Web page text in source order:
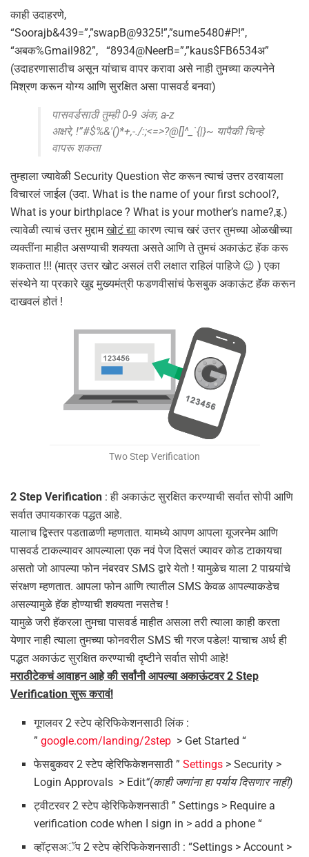
काही उदाहरणे,
“Soorajb&439=”,”swapB@9325!”,”sume5480#P!”,
“अबक%Gmail982”, “8934@NeerB=”,”kaus$FB6534अ”
(उदाहरणासाठीच असून यांचाच वापर करावा असे नाही तुमच्या कल्पनेने
मिश्रण करून योग्य आणि सुरक्षित असा पासवर्ड बनवा)
पासवर्डसाठी तुम्ही 0-9 अंक, a-z
अक्षरे, !”#$%&'()*+,-./:;<=>?@[]^_`{|}~ यापैकी चिन्हे
वापरू शकता
तुम्हाला ज्यावेळी Security Question सेट करून त्याचं उत्तर ठरवायला
विचारलं जाईल (उदा. What is the name of your first school?,
What is your birthplace ? What is your mother’s name?,इ.)
त्यावेळी त्याचं उत्तर मुद्दामखोटं द्याकारण त्याच खरं उत्तर तुमच्या ओळखीच्या
व्यक्तींना माहीत असण्याची शक्यता असते आणि ते तुमचं अकाऊंट हॅक करू
शकतात !!! (मात्र उत्तर खोट असलं तरी लक्षात राहिलं पाहिजे 😉 ) एका
संस्थेने या प्रकारे खुद्द मुख्यमंत्री फडणवीसांचं फेसबुक अकाऊंट हॅक करून
दाखवलं होतं !
Two Step Verification
2 Step Verification : ही अकाऊंट सुरक्षित करण्याची सर्वात सोपी आणि
सर्वात उपायकारक पद्धत आहे.
यालाच द्विस्तर पडताळणी म्हणतात. यामध्ये आपण आपला यूजरनेम आणि
पासवर्ड टाकल्यावर आपल्याला एक नवं पेज दिसतं ज्यावर कोड टाकायचा
असतो जो आपल्या फोन नंबरवर SMS द्वारे येतो ! यामुळेच याला 2 पायर्‍यांचे
संरक्षण म्हणतात. आपला फोन आणि त्यातील SMS केवळ आपल्याकडेच
असल्यामुळे हॅक होण्याची शक्यता नसतेच !
यामुळे जरी हॅकरला तुमचा पासवर्ड माहीत असला तरी त्याला काही करता
येणार नाही त्याला तुमच्या फोनवरील SMS ची गरज पडेल! याचाच अर्थ ही
पद्धत अकाऊंट सुरक्षित करण्याची दृष्टीने सर्वात सोपी आहे!
मराठीटेकचं आवाहन आहे की सर्वांनी आपल्या अकाऊंटवर 2 Step
Verification सुरू करावं!
गूगलवर 2 स्टेप व्हेरिफिकेशनसाठी लिंक :
”google.com/landing/2step > Get Started “
फेसबुकवर 2 स्टेप व्हेरिफिकेशनसाठी ”Settings > Security >
Login Approvals > Edit“(काही जणांना हा पर्याय दिसणार नाही)
ट्वीटरवर 2 स्टेप व्हेरिफिकेशनसाठी ” Settings > Require a
verification code when I sign in > add a phone “
व्हॉट्सअॅप 2 स्टेप व्हेरिफिकेशनसाठी : “Settings > Account >